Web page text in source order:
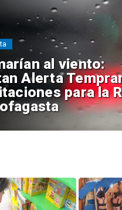
al viento:
Alerta
para la